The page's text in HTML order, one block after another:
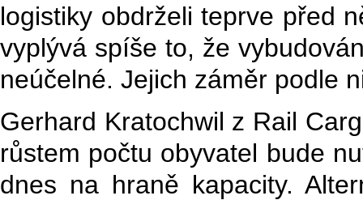
logistiky obdrželi teprve před
vyplývá spíše to, že
neúčelné. Jejich záměr podle
Gerhard Kratochwil z Rail
růstem počtu obyvatel bude
dnes na hraně kapacity.